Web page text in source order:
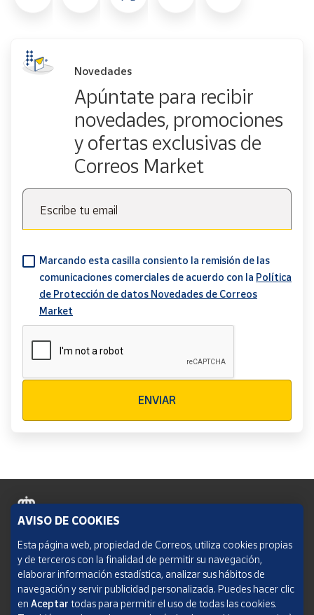
Novedades
Apúntate para recibir
novedades, promociones
y ofertas exclusivas de
Correos Market
Escribe tu email
Marcando esta casilla consiento la remisión de las
comunicaciones comerciales de acuerdo con la Política
de Protección de datos Novedades de Correos
Market
ENVIAR
Política de cookies
Aviso legal
Condiciones del servicio
AVISO DE COOKIES
Esta página web, propiedad de Correos, utiliza cookies propias
y de terceros con la finalidad de permitir su navegación,
elaborar información estadística, analizar sus hábitos de
navegación y servir publicidad personalizada. Puedes hacer clic
en Aceptar todas para permitir el uso de todas las cookies.